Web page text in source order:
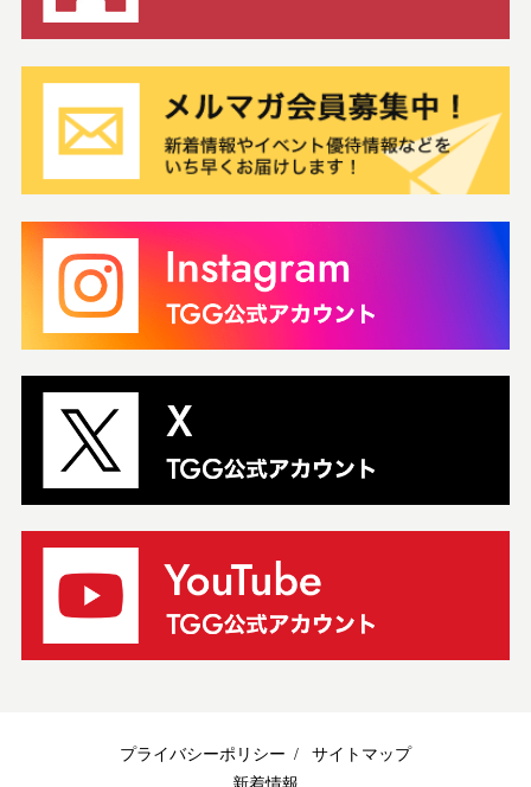
ことはできません。
1. 申込者及び利用者は、利用申込みの際に記載した情報（以下
「申込情報」といいます）、及び利用者が利用したサービスに関
する情報（以下「利用情報」といいます）が、当社のデータベー
スに登録されることを承諾します。
2. 申込者は、申込情報に変更が生じた場合、速やかに当社所定
3. 当社は、申込情報及び利用情報を、本施設の管理・運営及び
本サービス提供並びに前条第3項に定める情報提供の目的のために
使用できるものとします。
4. 当社は、申込情報及び利用情報を、利用者個人が特定できな
い統計データ等の資料としたうえで、当社の事業のために、自由
に利用できるものとします（東京都への事業報告に利用する場合
5. 当社は、申込情報及び利用情報を、利用者個人が特定できる
状態で第三者に開示しないものとします。但し、次の各号に定め
る場合は、この限りではないものとします。
① 利用者の同意がある場合。
② 法令により開示を求められた場合。
本サービスを提供するため必要である場合。
6. 申込者及び利用者は、利用情報について当社に保存義務がな
いことを認識し、必要な利用情報については自らの責任で適宜バ
ックアップをとるものとします。
7. 申込情報の取扱いについては、当社のプライバシーポリシー
用契約を解除できるものとします。
①申込者または利用者が第16条または第19条に違反すると当社が
プライバシーポリシー
サイトマップ